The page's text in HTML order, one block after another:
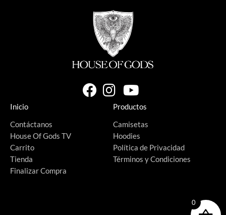
Inicio
Contáctanos
House Of Gods TV
Productos
Camisetas
Hoodies
Carrito
Tienda
Finalizar Compra
Política de Privacidad
Términos y Condiciones
0